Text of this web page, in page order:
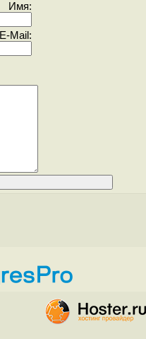
Имя:
E-Mail: